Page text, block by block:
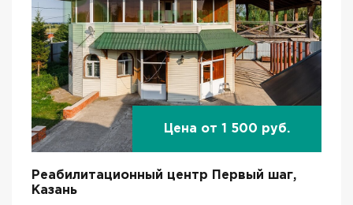
Цена от 1 500 руб.
Реабилитационный центр Первый шаг,
Казань